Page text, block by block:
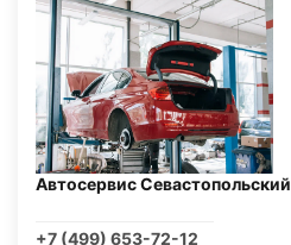
Автосервис Севастопольский
+7 (499) 653-72-12